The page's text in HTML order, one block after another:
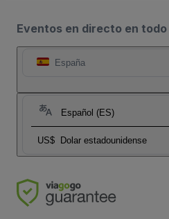
Eventos en directo en todo
España
Español (ES)
US$ Dolar estadounidense